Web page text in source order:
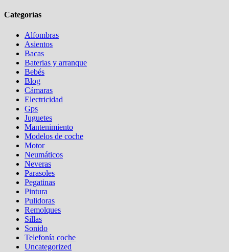
Categorías
Alfombras
Asientos
Bacas
Baterias y arranque
Bebés
Blog
Cámaras
Electricidad
Gps
Juguetes
Mantenimiento
Modelos de coche
Motor
Neumáticos
Neveras
Parasoles
Pegatinas
Pintura
Pulidoras
Remolques
Sillas
Sonido
Telefonía coche
Uncategorized